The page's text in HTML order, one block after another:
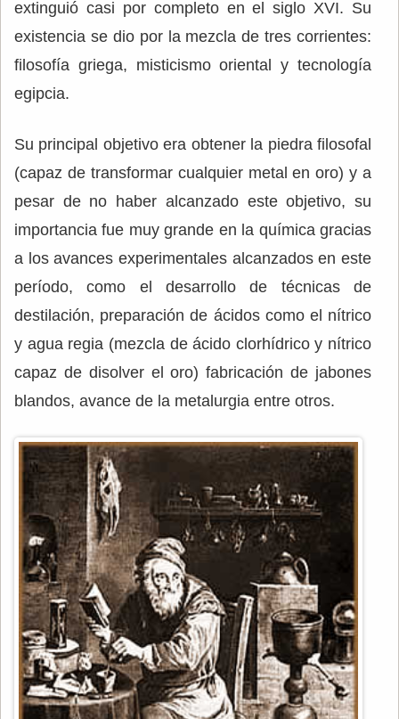
extinguió casi por completo en el siglo XVI. Su
existencia se dio por la mezcla de tres corrientes:
filosofía griega, misticismo oriental y tecnología
egipcia.
Su principal objetivo era obtener la piedra filosofal
(capaz de transformar cualquier metal en oro) y a
pesar de no haber alcanzado este objetivo, su
importancia fue muy grande en la química gracias
a los avances experimentales alcanzados en este
período, como el desarrollo de técnicas de
destilación, preparación de ácidos como el nítrico
y agua regia (mezcla de ácido clorhídrico y nítrico
capaz de disolver el oro) fabricación de jabones
blandos, avance de la metalurgia entre otros.